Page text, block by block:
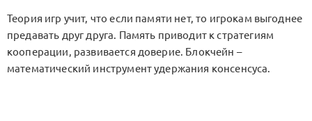
Теория игр учит, что если памяти нет, то игрокам выгоднее
предавать друг друга. Память приводит к стратегиям
кооперации, развивается доверие. Блокчейн –
математический инструмент удержания консенсуса.